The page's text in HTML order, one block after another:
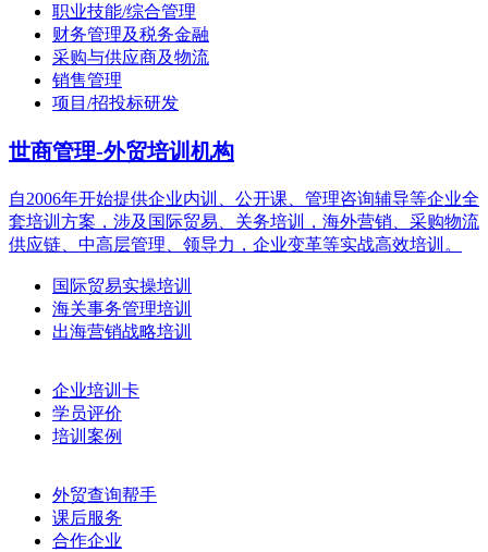
职业技能/综合管理
财务管理及税务金融
采购与供应商及物流
销售管理
项目/招投标研发
世商管理-外贸培训机构
自2006年开始提供企业内训、公开课、管理咨询辅导等企业全
套培训方案，涉及国际贸易、关务培训，海外营销、采购物流
供应链、中高层管理、领导力，企业变革等实战高效培训。
国际贸易实操培训
海关事务管理培训
出海营销战略培训
企业培训卡
学员评价
培训案例
外贸查询帮手
课后服务
合作企业